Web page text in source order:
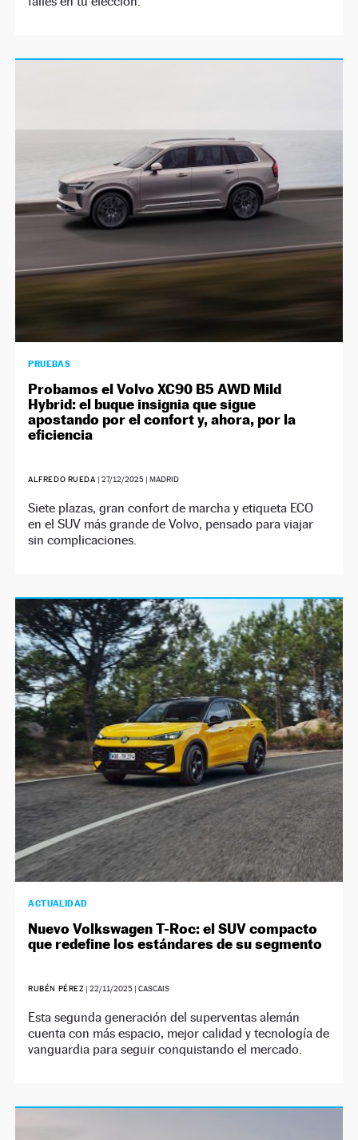
PRUEBAS
Probamos el Volvo XC90 B5 AWD Mild
Hybrid: el buque insignia que sigue
apostando por el confort y, ahora, por la
eficiencia
ALFREDO RUEDA | 27/12/2025| MADRID
Siete plazas, gran confort de marcha y etiqueta ECO
en el SUV más grande de Volvo, pensado para viajar
sin complicaciones.
ACTUALIDAD
Nuevo Volkswagen T-Roc: el SUV compacto
que redefine los estándares de su segmento
RUBÉN PÉREZ |22/11/2025 | CASCAIS
Esta segunda generación del superventas alemán
cuenta con más espacio, mejor calidad y tecnología de
vanguardia para seguir conquistando el mercado.